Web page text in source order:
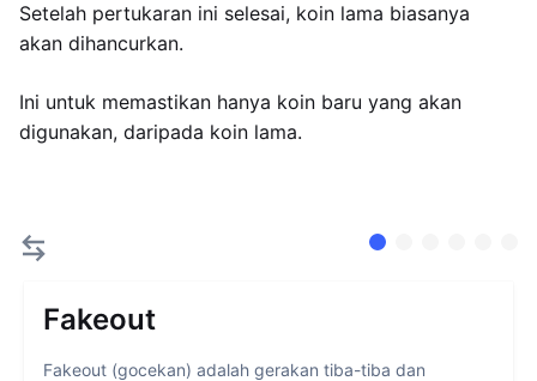
Setelah pertukaran ini selesai, koin lama biasanya
akan dihancurkan.
Ini untuk memastikan hanya koin baru yang akan
digunakan, daripada koin lama.
Fakeout
Fakeout (gocekan) adalah gerakan tiba-tiba dan